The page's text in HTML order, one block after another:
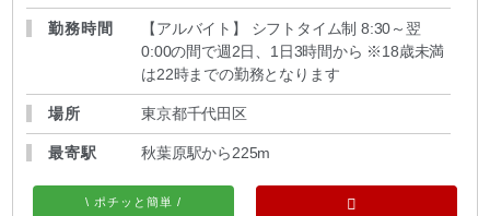
勤務時間
【アルバイト】 シフトタイム制 8:30～翌
0:00の間で週2日、1日3時間から ※18歳未満
は22時までの勤務となります
場所 東京都千代田区
最寄駅 秋葉原駅から225m
\ ポチッと簡単 /